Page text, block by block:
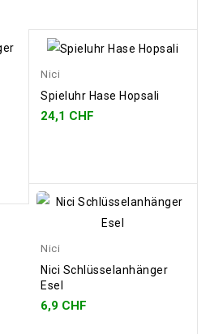
Nici
Spieluhr Hase Hopsali
24,1 CHF
Nici
Nici Schlüsselanhänger
Esel
6,9 CHF